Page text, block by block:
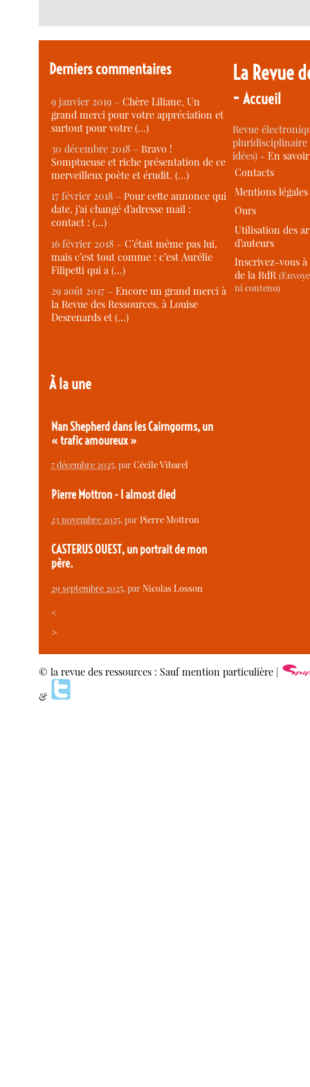
Derniers commentaires
9 janvier 2019 –Chère Liliane, Un
grand merci pour votre appréciation et
surtout pour votre (…)
30 décembre 2018 –Bravo !
Somptueuse et riche présentation de ce
merveilleux poète et érudit. (…)
17 février 2018 –Pour cette annonce qui
date, j’ai changé d’adresse mail :
contact : (…)
16 février 2018 –C’était même pas lui,
mais c’est tout comme : c’est Aurélie
Filipetti qui a (…)
29 août 2017 –Encore un grand merci à
la Revue des Ressources, à Louise
Desrenards et (…)
À la une
Nan Shepherd dans les Cairngorms, un
« trafic amoureux »
7 décembre 2025, parCécile Vibarel
Pierre Mottron - I almost died
23 novembre 2025, parPierre Mottron
CASTERUS OUEST, un portrait de mon
père.
29 septembre 2025, parNicolas Losson
<
>
La Revue
-Accueil
Revue
idées) -En
Contacts
Mentions légales
Ours
Utilisation des
d’auteurs
Inscrivez-vous
de la RdR
ni contenu)
© la revue des ressources : Sauf mention particulière |
&